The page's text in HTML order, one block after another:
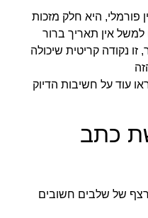
פורמלי, היא חלק מזכות
אין תאריך ברור
נקודה קריטית שיכולה
עוד על חשיבות הדיוק
כתב
של שלבים חשובים